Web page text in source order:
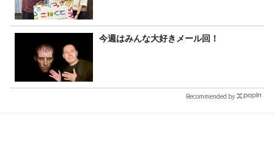
今週はみんな大好きメール回！
Recommended by